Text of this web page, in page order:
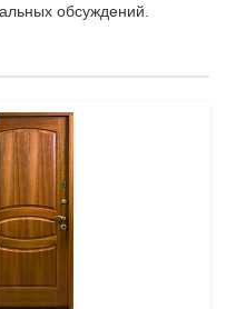
обсуждений.